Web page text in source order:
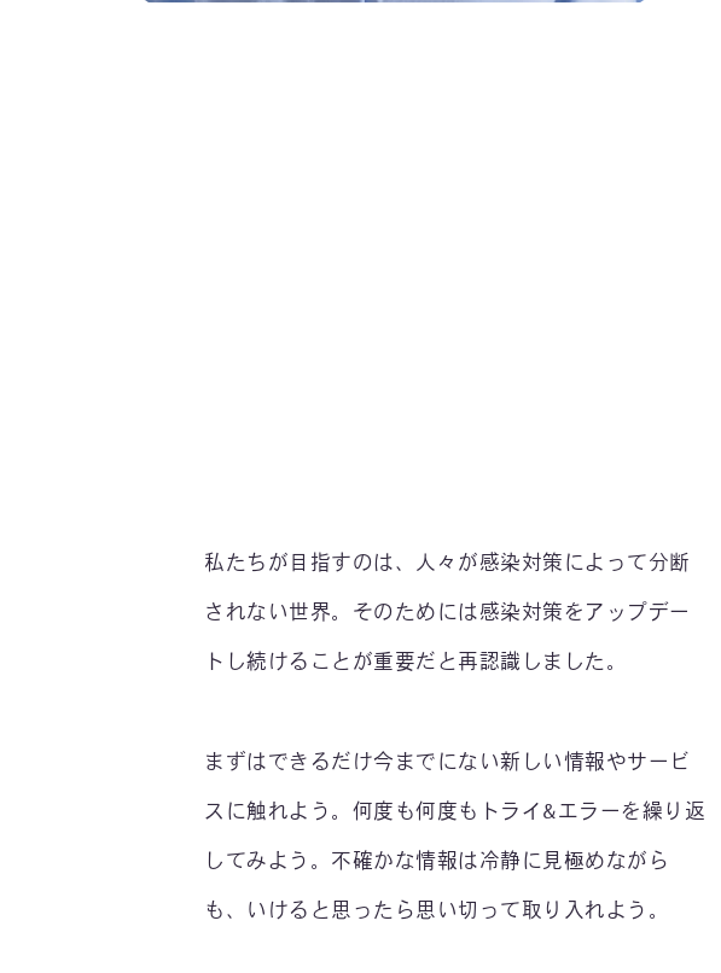
私たちが目指すのは、人々が感染対策によって分断
されない世界。そのためには感染対策をアップデー
トし続けることが重要だと再認識しました。
まずはできるだけ今までにない新しい情報やサービ
スに触れよう。何度も何度もトライ&エラーを繰り返
してみよう。不確かな情報は冷静に見極めながら
も、いけると思ったら思い切って取り入れよう。